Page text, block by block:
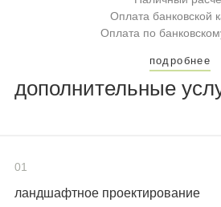
Оплата банковской
Оплата по
подробнее
дополнительные
01
ландшафтное проектирование